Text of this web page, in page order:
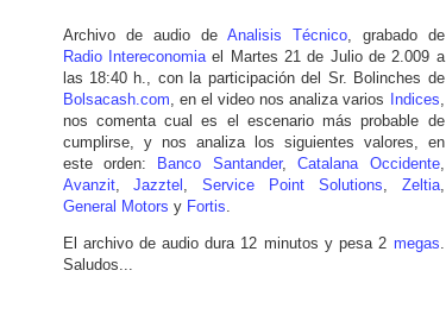
Archivo de audio de Analisis Técnico, grabado de
Radio Intereconomiael Martes 21 de Julio de 2.009 a
las 18:40 h., con la participación del Sr. Bolinches de
Bolsacash.com, en el video nos analiza varios Indices,
nos comenta cual es el escenario más probable de
cumplirse, y nos analiza los siguientes valores, en
este orden:
Banco Santander,Catalana Occidente,
Avanzit,Jazztel ,Service Point Solutions, Zeltia,
General Motors y Fortis.
El archivo de audio dura 12 minutos y pesa 2 megas.
Saludos...